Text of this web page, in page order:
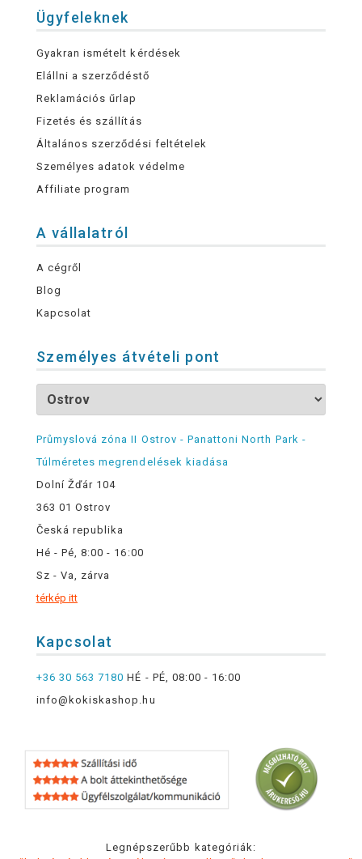
Ügyfeleknek
Gyakran ismételt kérdések
Elállni a szerződéstő
Reklamációs űrlap
Fizetés és szállítás
Általános szerződési feltételek
Személyes adatok védelme
Affiliate program
A vállalatról
A cégről
Blog
Kapcsolat
Személyes átvételi pont
Průmyslová zóna II Ostrov - Panattoni North Park -
Túlméretes megrendelések kiadása
Dolní Žďár 104
363 01 Ostrov
Česká republika
Hé - Pé, 8:00 - 16:00
Sz - Va, zárva
térkép itt
Kapcsolat
+36 30 563 7180 HÉ - PÉ, 08:00 - 16:00
info@kokiskashop.hu
Legnépszerűbb kategóriák: